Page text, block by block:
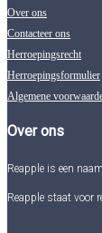
Over ons
Contacteer ons
Herroepingsrecht
Herroepingsformulier
Algemene
Over ons
Reapple is een
Reapple staat voor